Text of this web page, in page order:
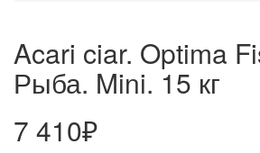
Acari ciar. Optima
Рыба. Mini. 15 кг
7 410₽